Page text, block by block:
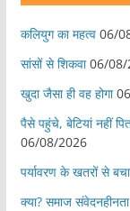
कलियुग का महत्व 06/
सांसों से शिकवा 06/08/
खुदा जैसा ही वह होगा
पैसे पहुंचे, बेटियां नहीं
06/08/2026
पर्यावरण के खतरों से
क्या? समाज